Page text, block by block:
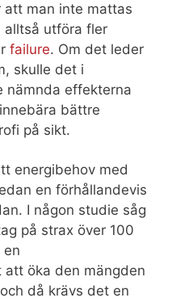
man inte mattas
alltså utföra fler
failure. Om det leder
skulle det i
nämnda effekterna
bättre
på sikt.
energibehov med
en förhållandevis
I någon studie såg
på strax över 100
en
öka den mängden
då krävs det en